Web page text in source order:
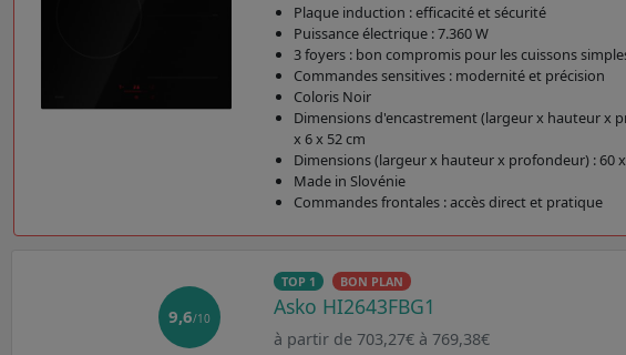
Plaque induction : efficacité et sécurité
Puissance électrique : 7.360 W
3 foyers : bon compromis pour les cuissons
Commandes sensitives : modernité et précision
Coloris Noir
Dimensions d'encastrement (largeur x hauteur x
x 6 x 52 cm
Dimensions (largeur x hauteur x profondeur) : 60
Made in Slovénie
Commandes frontales : accès direct et pratique
9,6/10
TOP 1 BON PLAN
Asko HI2643FBG1
à partir de 703,27€ à 769,38€